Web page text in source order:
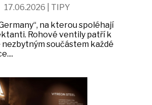
17.06.2026 | TIPY
na kterou spoléhají
Rohové ventily patří k
nezbytným součástem každé